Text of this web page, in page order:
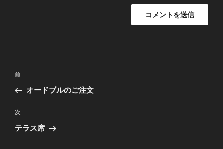
投
ナ
ビ
ゲ
過
去
投
稿
前
オードブルのご注文
次
の
次
テラス席